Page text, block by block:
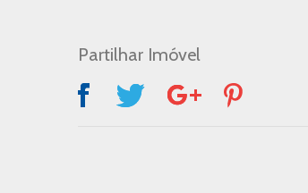
Partilhar Imóvel